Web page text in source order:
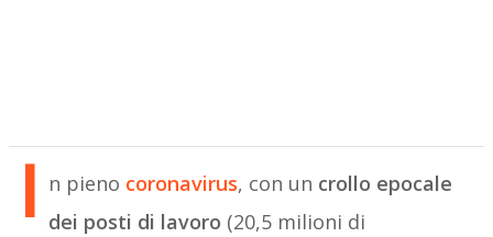
I n pieno coronavirus, con un crollo epocale
dei posti di lavoro (20,5 milioni di